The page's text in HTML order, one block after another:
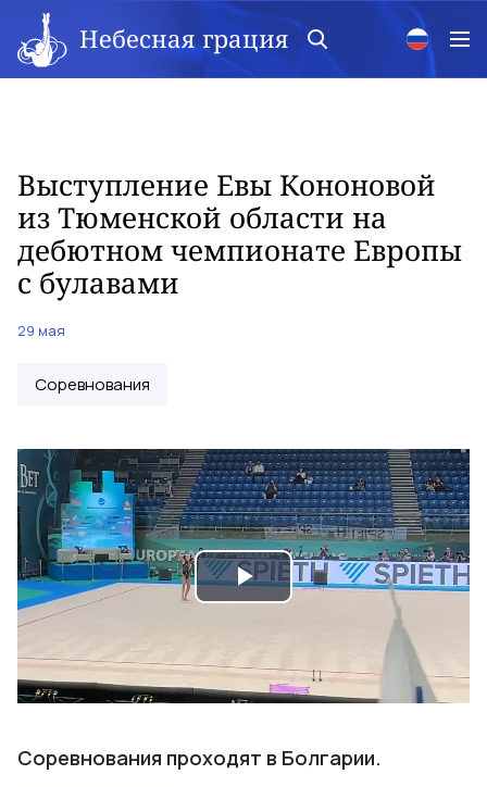
Небесная грация
Выступление Евы Кононовой
из Тюменской области на
дебютном чемпионате Европы
с булавами
29 мая
Соревнования
Play
Соревнования проходят в Болгарии.